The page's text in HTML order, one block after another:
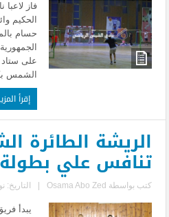
فاز
الحكيم
حسام
على
الشمس
إقرأ
الريشة الطائرة
تنافس علي
كتب بواسطة Osama Abo Zed التاريخ:
يبدأ